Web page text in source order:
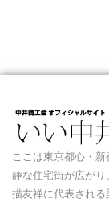
ここは東京都心・
静な住宅街が広が
描友禅に代表され